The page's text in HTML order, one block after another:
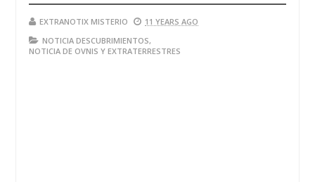
EXTRANOTIX MISTERIO
11 YEARS AGO
NOTICIA DESCUBRIMIENTOS,
NOTICIA DE OVNIS Y EXTRATERRESTRES